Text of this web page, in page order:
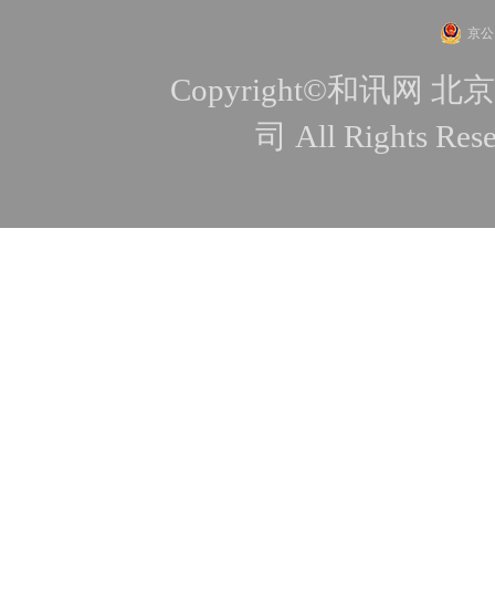
京
Copyright©和讯网 北
司 All Rights